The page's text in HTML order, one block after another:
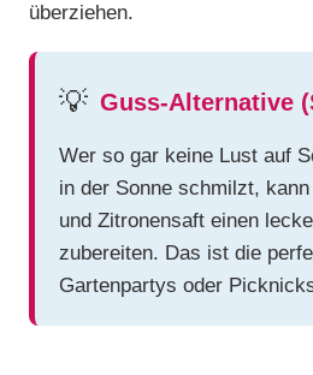
überziehen.
💡 Guss-Alternative
Wer so gar keine Lust auf
in der Sonne schmilzt,
und Zitronensaft einen
zubereiten. Das ist die
Gartenpartys oder